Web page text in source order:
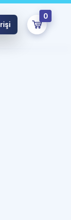
0
seni bekliyor!